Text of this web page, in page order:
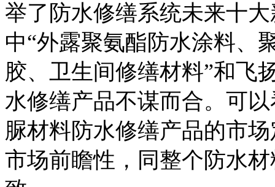
举了防水修缮系统未来十
中“外露聚氨酯防水涂料、
胶、卫生间修缮材料”和飞
水修缮产品不谋而合。可
脲材料防水修缮产品的市
市场前瞻性，同整个防水